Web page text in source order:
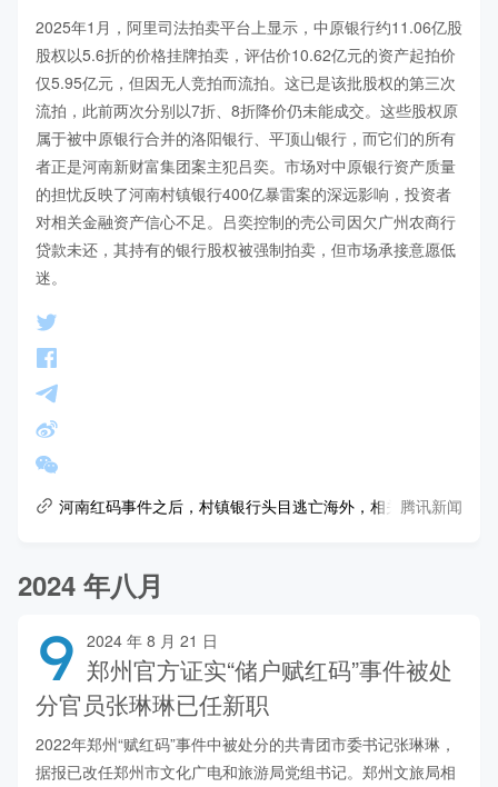
2025年1月，阿里司法拍卖平台上显示，中原银行约11.06亿股
股权以5.6折的价格挂牌拍卖，评估价10.62亿元的资产起拍价
仅5.95亿元，但因无人竞拍而流拍。这已是该批股权的第三次
流拍，此前两次分别以7折、8折降价仍未能成交。这些股权原
属于被中原银行合并的洛阳银行、平顶山银行，而它们的所有
者正是河南新财富集团案主犯吕奕。市场对中原银行资产质量
的担忧反映了河南村镇银行400亿暴雷案的深远影响，投资者
对相关金融资产信心不足。吕奕控制的壳公司因欠广州农商行
贷款未还，其持有的银行股权被强制拍卖，但市场承接意愿低
迷。
河南红码事件之后，村镇银行头目逃亡海外，相关股权骨折价
腾讯新闻
2024 年八月
9 2024 年 8 月 21 日
郑州官方证实“储户赋红码”事件被处
分官员张琳琳已任新职
2022年郑州“赋红码”事件中被处分的共青团市委书记张琳琳，
据报已改任郑州市文化广电和旅游局党组书记。郑州文旅局相